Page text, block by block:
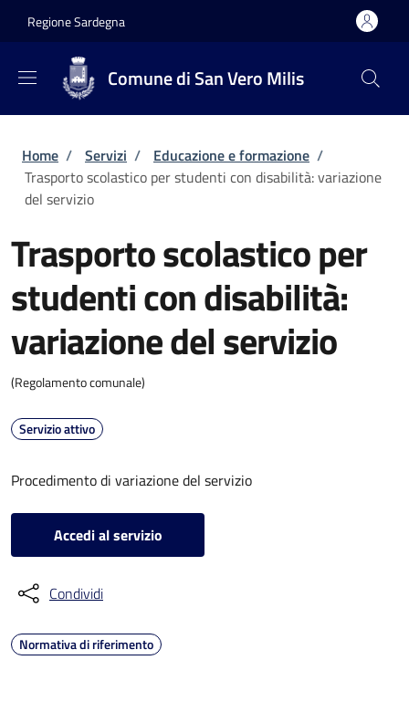
Regione Sardegna
Comune di San Vero Milis
Briciole di pane
Home / Servizi / Educazione e formazione /
Trasporto scolastico per studenti con disabilità: variazione
del servizio
Trasporto scolastico per
studenti con disabilità:
variazione del servizio
(Regolamento comunale)
Servizio attivo
Procedimento di variazione del servizio
Accedi al servizio
Condividi
Normativa di riferimento